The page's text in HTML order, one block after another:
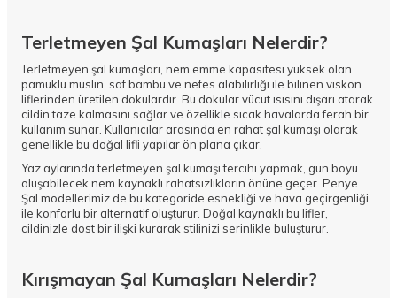
Terletmeyen Şal Kumaşları Nelerdir?
Terletmeyen şal kumaşları, nem emme kapasitesi yüksek olan
pamuklu müslin, saf bambu ve nefes alabilirliği ile bilinen viskon
liflerinden üretilen dokulardır. Bu dokular vücut ısısını dışarı atarak
cildin taze kalmasını sağlar ve özellikle sıcak havalarda ferah bir
kullanım sunar. Kullanıcılar arasında en rahat şal kumaşı olarak
genellikle bu doğal lifli yapılar ön plana çıkar.
Yaz aylarında terletmeyen şal kumaşı tercihi yapmak, gün boyu
oluşabilecek nem kaynaklı rahatsızlıkların önüne geçer. Penye
Şal modellerimiz de bu kategoride esnekliği ve hava geçirgenliği
ile konforlu bir alternatif oluşturur. Doğal kaynaklı bu lifler,
cildinizle dost bir ilişki kurarak stilinizi serinlikle buluşturur.
Kırışmayan Şal Kumaşları Nelerdir?